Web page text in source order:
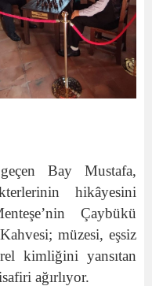
Bay Mustafa,
hikâyesini
Çaybükü
müzesi, eşsiz
kimliğini yansıtan
ağırlıyor.